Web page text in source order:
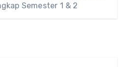
Semester 1 & 2